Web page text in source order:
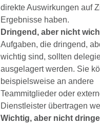
direkte Auswirkungen auf
Ergebnisse haben.
Dringend, aber nicht
Aufgaben, die dringend,
wichtig sind, sollten
ausgelagert werden. Sie
beispielsweise an andere
Teammitglieder oder
Dienstleister übertragen
Wichtig, aber nicht